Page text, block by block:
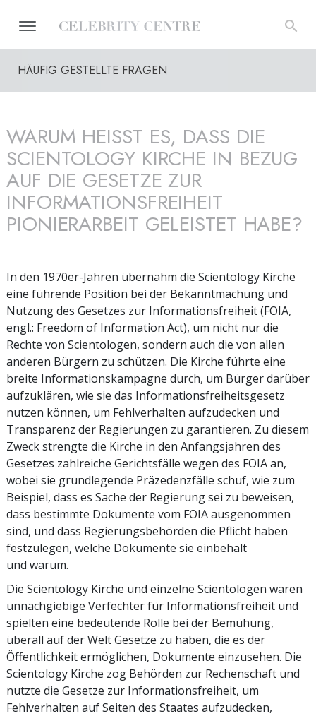
HÄUFIG GESTELLTE FRAGEN
WARUM HEISST ES, DASS DIE S
CIENTOLOGY KIRCHE IN BEZUG A
UF DIE GESETZE ZUR I
NFORMATIONSFREIHEIT P
IONIERARBEIT GELEISTET HABE?
In den 1970er-Jahren übernahm die Scientology Kirche
eine führende Position bei der Bekanntmachung und
Nutzung des Gesetzes zur Informationsfreiheit (FOIA,
engl.: Freedom of Information Act), um nicht nur die
Rechte von Scientologen, sondern auch die von allen
anderen Bürgern zu schützen. Die Kirche führte eine
breite Informationskampagne durch, um Bürger darüber
aufzuklären, wie sie das Informationsfreiheitsgesetz
nutzen können, um Fehlverhalten aufzudecken und
Transparenz der Regierungen zu garantieren. Zu diesem
Zweck strengte die Kirche in den Anfangsjahren des
Gesetzes zahlreiche Gerichtsfälle wegen des FOIA an,
wobei sie grundlegende Präzedenzfälle schuf, wie zum
Beispiel, dass es Sache der Regierung sei zu beweisen,
dass bestimmte Dokumente vom FOIA ausgenommen
sind, und dass Regierungsbehörden die Pflicht haben
festzulegen, welche Dokumente sie einbehält
und warum.
Die Scientology Kirche und einzelne Scientologen waren
unnachgiebige Verfechter für Informationsfreiheit und
spielten eine bedeutende Rolle bei der Bemühung,
überall auf der Welt Gesetze zu haben, die es der
Öffentlichkeit ermöglichen, Dokumente einzusehen. Die
Scientology Kirche zog Behörden zur Rechenschaft und
nutzte die Gesetze zur Informationsfreiheit, um
Fehlverhalten auf Seiten des Staates aufzudecken,